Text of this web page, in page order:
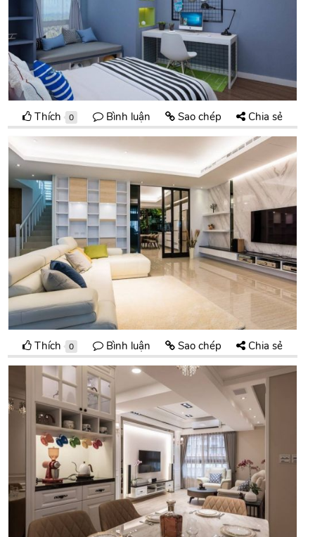
Thích 0 Bình luận Sao chép Chia sẻ
Thích 0 Bình luận Sao chép Chia sẻ